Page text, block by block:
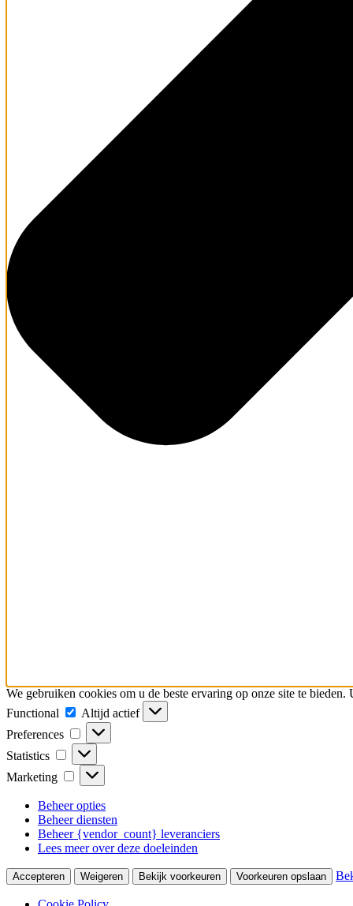
We gebruiken cookies om u de beste ervaring op onze site te
Functional
Functional
Altijd actief
Preferences
Preferences
Statistics Statistics
Marketing Marketing
Beheer opties
Beheer diensten
Beheer {vendor_count} leveranciers
Lees meer over deze doeleinden
Accepteren Weigeren Bekijk voorkeuren Voorkeuren opslaan